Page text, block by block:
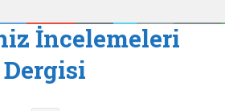
İncelemeleri
Dergisi